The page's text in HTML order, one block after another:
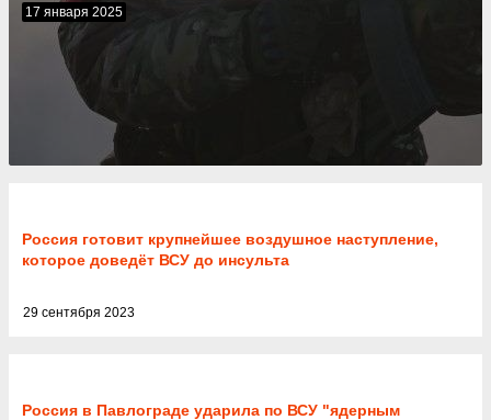
17 января 2025
Россия готовит крупнейшее воздушное наступление,
которое доведёт ВСУ до инсульта
29 сентября 2023
Россия в Павлограде ударила по ВСУ "ядерным